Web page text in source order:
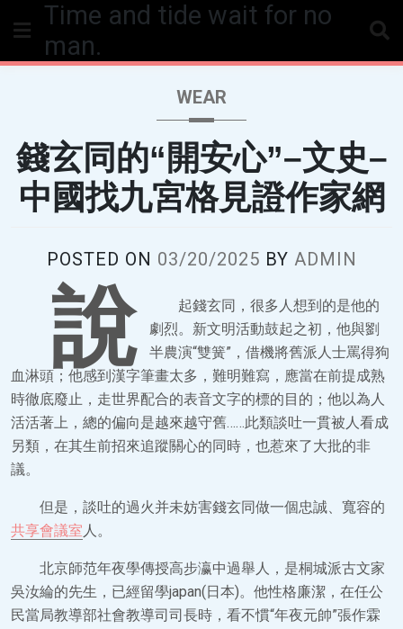
Time and tide wait for no
man.
WEAR
錢玄同的“開安心”–文史–
中國找九宮格見證作家網
POSTED ON 03/20/2025 BY ADMIN
說
起錢玄同，很多人想到的是他的
劇烈。新文明活動鼓起之初，他與劉
半農演“雙簧”，借機將舊派人士罵得狗
血淋頭；他感到漢字筆畫太多，難明難寫，應當在前提成熟
時徹底廢止，走世界配合的表音文字的標的目的；他以為人
活活著上，總的偏向是越來越守舊……此類談吐一貫被人看成
另類，在其生前招來追蹤關心的同時，也惹來了大批的非
議。
但是，談吐的過火并未妨害錢玄同做一個忠誠、寬容的
共享會議室人。
北京師范年夜學傳授高步瀛中過舉人，是桐城派古文家
吳汝綸的先生，已經留學japan(日本)。他性格廉潔，在任公
民當局教導部社會教導司司長時，看不慣“年夜元帥”張作霖